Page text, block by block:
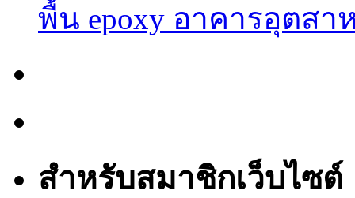
พื้น epoxy อาคารอุตส
สำหรับสมาชิกเว็บไซต์